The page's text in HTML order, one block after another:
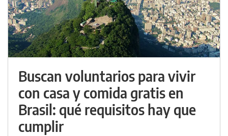
Buscan voluntarios para vivir
con casa y comida gratis en
Brasil: qué requisitos hay que
cumplir